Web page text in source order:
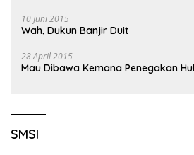
10 Juni 2015
Wah, Dukun Banjir Duit
28 April 2015
Mau Dibawa Kemana Penegakan
SMSI